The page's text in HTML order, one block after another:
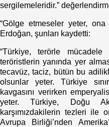
sergilemeleridir.”
“Gölge etmeseler yeter, ona
Erdoğan, şunları kaydetti:
“Türkiye, terörle
teröristlerin yanında yer
tecavüz, taciz, bütün bu
olsunlar yeter. Türkiye
kavgasını verirken
yeter. Türkiye, Doğu
karşımızdakilerin tezleri ile
Avrupa Birliği’nden